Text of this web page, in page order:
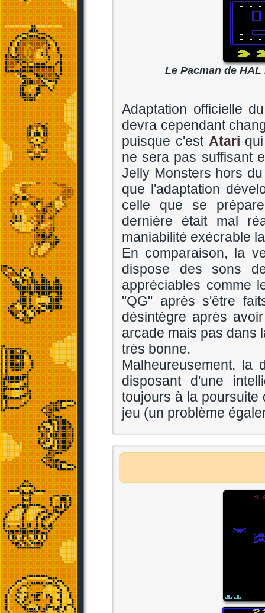
Le Pacman de
Adaptation officielle
devra cependant
puisque c'est Atari
ne sera pas suffisant
Jelly Monsters hors
que l'adaptation
celle que se
dernière était mal
maniabilité exécrable
En comparaison, la
dispose des sons
appréciables comme
"QG" après s'être
désintègre après
arcade mais pas dans
très bonne.
Malheureusement, la
disposant d'une
toujours à la poursuite
jeu (un problème